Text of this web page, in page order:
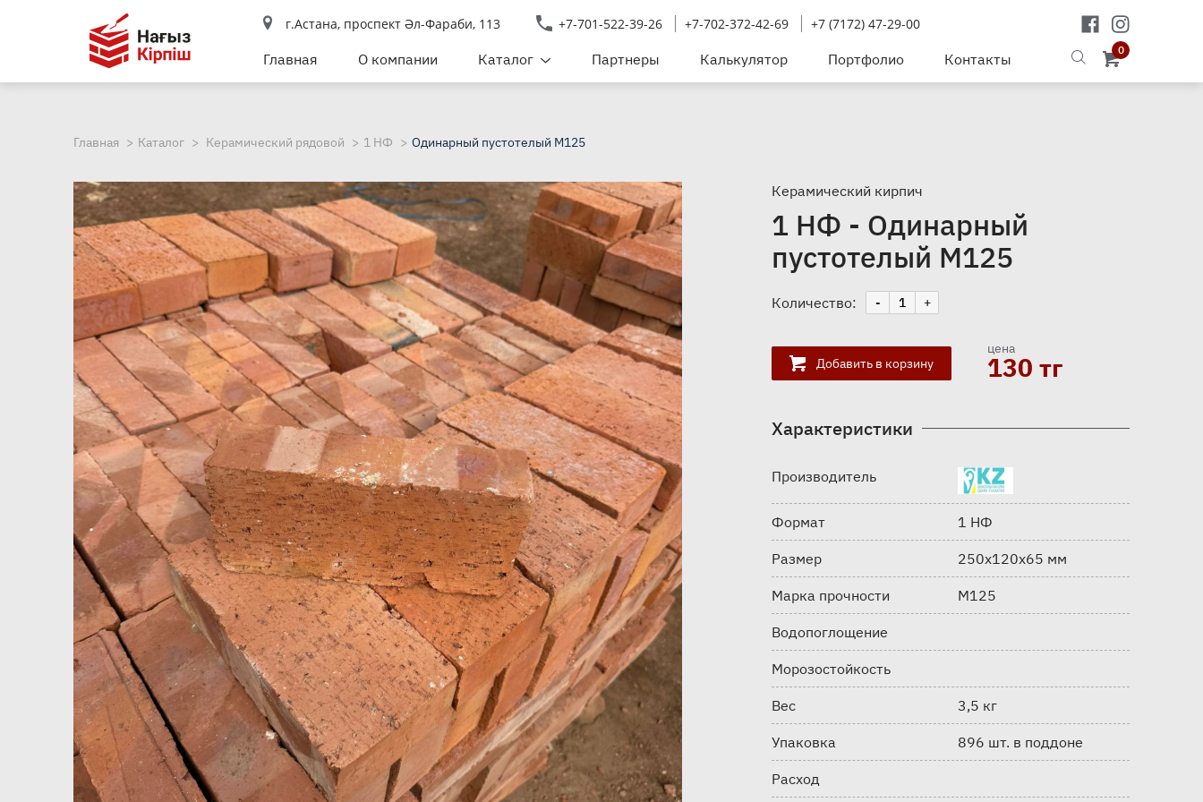
г.Астана, проспект Әл-Фараби, 113 +7-701-522-39-26 +7-702-372-42-69 +7 (7172) 47-29-00
Главная О компании Каталог
Кирпич силикатный лицевой
Кирпич керамический рядовой
Кирпич огнеупорный
Кирпич Faber Jar
Завод железобетонных изделий
Сопутствующие товары
Партнеры Калькулятор Портфолио Контакты
0
Главная Каталог Керамический рядовой 1 НФ Одинарный пустотелый М125
Керамический кирпич
1 НФ - Одинарный
пустотелый М125
Количество: - +
Добавить в корзину
цена
130 тг
Характеристики
Производитель
Формат 1 НФ
Размер 250х120х65 мм
Марка прочности М125
Водопоглощение
Морозостойкость
Вес 3,5 кг
Упаковка 896 шт. в поддоне
Расход